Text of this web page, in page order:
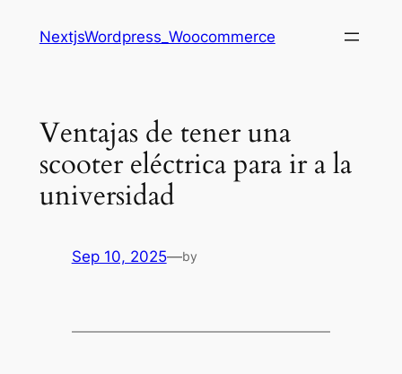
NextjsWordpress_Woocommerce
Ventajas de tener una
scooter eléctrica para ir a la
universidad
Sep 10, 2025—by